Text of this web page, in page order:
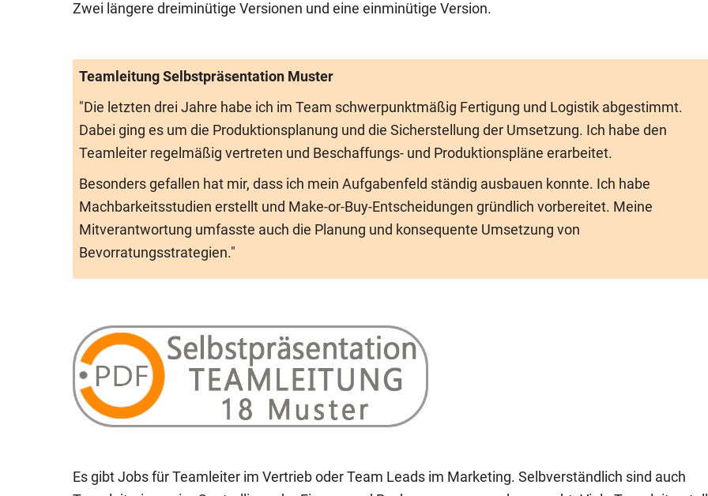
Zwei längere dreiminütige Versionen und eine einminütige Version.
Teamleitung Selbstpräsentation Muster
"Die letzten drei Jahre habe ich im Team schwerpunktmäßig Fertigung und Logistik abgestimmt.
Dabei ging es um die Produktions­planung und die Sicher­stellung der Umsetzung. Ich habe den
Teamleiter regelmäßig vertreten und Beschaffungs- und Produktions­pläne erarbeitet.
Besonders gefallen hat mir, dass ich mein Aufgabenfeld ständig ausbauen konnte. Ich habe
Machbarkeits­studien erstellt und Make-or-Buy-Entscheidungen gründlich vorbereitet. Meine
Mitverantwortung umfasste auch die Planung und konsequente Umsetzung von
Bevorratungsstrategien."
Es gibt Jobs für Teamleiter im Vertrieb oder Team Leads im Marketing. Selbverständlich sind auch